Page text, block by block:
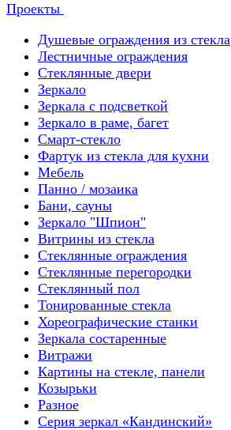
Проекты
Душевые ограждения из стекла
Лестничные ограждения
Стеклянные двери
Зеркало
Зеркала с подсветкой
Зеркало в раме, багет
Смарт-стекло
Фартук из стекла для кухни
Мебель
Панно / мозаика
Бани, сауны
Зеркало "Шпион"
Витрины из стекла
Стеклянные ограждения
Стеклянные перегородки
Стеклянный пол
Тонированные стекла
Хореографические станки
Зеркала состаренные
Витражи
Картины на стекле, панели
Козырьки
Разное
Серия зеркал «Кандинский»